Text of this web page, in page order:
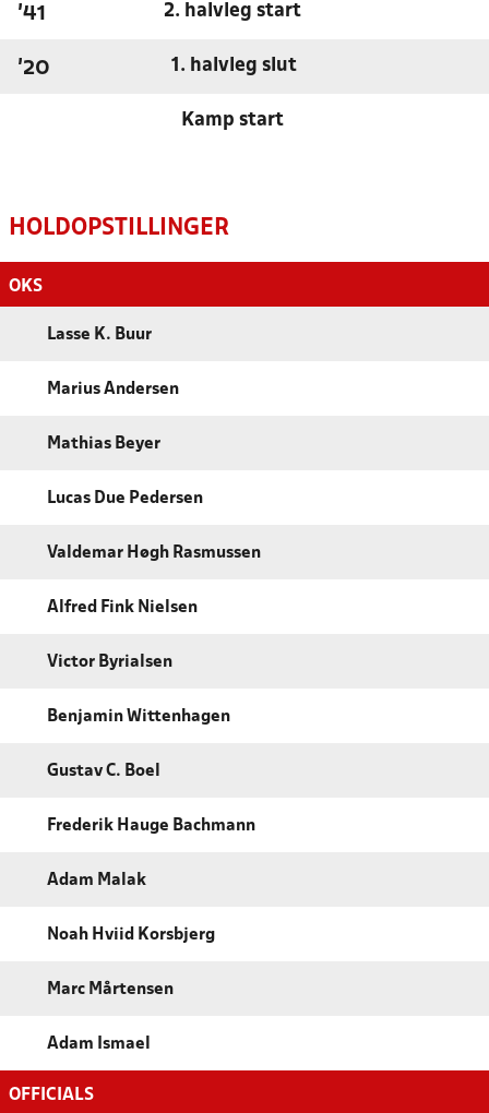
'41 2. halvleg start
'20 1. halvleg slut
Kamp start
HOLDOPSTILLINGER
OKS
Lasse K. Buur
Marius Andersen
Mathias Beyer
Lucas Due Pedersen
Valdemar Høgh Rasmussen
Alfred Fink Nielsen
Victor Byrialsen
Benjamin Wittenhagen
Gustav C. Boel
Frederik Hauge Bachmann
Adam Malak
Noah Hviid Korsbjerg
Marc Mårtensen
Adam Ismael
OFFICIALS